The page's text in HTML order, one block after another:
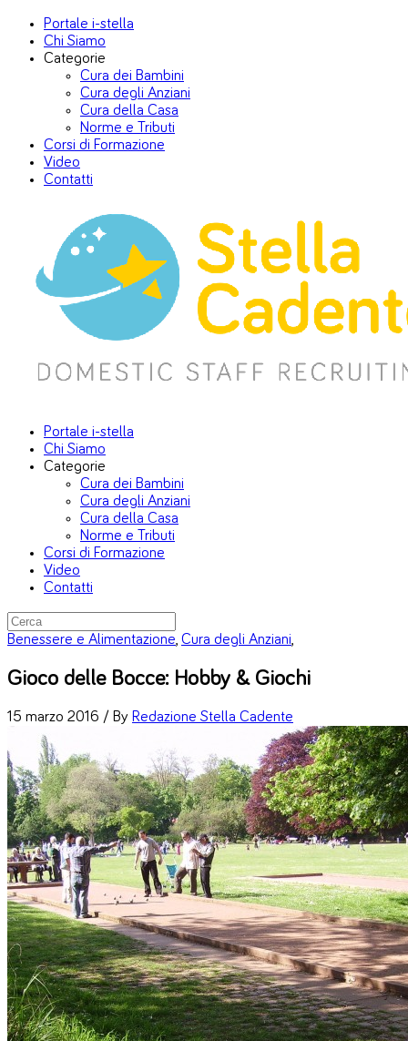
Portale i-stella
Chi Siamo
Categorie
Cura dei Bambini
Cura degli Anziani
Cura della Casa
Norme e Tributi
Corsi di Formazione
Video
Contatti
Portale i-stella
Chi Siamo
Categorie
Cura dei Bambini
Cura degli Anziani
Cura della Casa
Norme e Tributi
Corsi di Formazione
Video
Contatti
Benessere e Alimentazione, Cura degli Anziani,
Gioco delle Bocce: Hobby & Giochi
15 marzo 2016 / By Redazione Stella Cadente